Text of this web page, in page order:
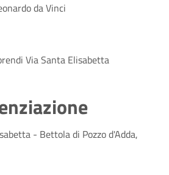
da Vinci
Via Santa Elisabetta
- Bettola di Pozzo d'Adda,